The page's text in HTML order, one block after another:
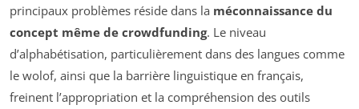
principaux problèmes réside dans la méconnaissance du
concept même de crowdfunding. Le niveau
d’alphabétisation, particulièrement dans des langues comme
le wolof, ainsi que la barrière linguistique en français,
freinent l’appropriation et la compréhension des outils